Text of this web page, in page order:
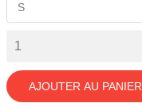
AJOUTER AU PANIER